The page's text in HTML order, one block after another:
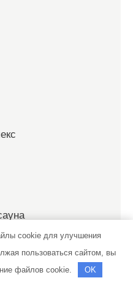
для корейских,
cookie для улучшения
пользоваться сайтом, вы
файлов cookie.
OK